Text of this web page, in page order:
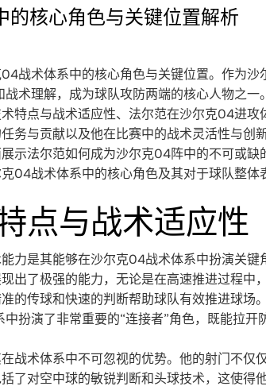
的核心角色与关键位置解析
战术体系中的核心角色与关键位置。作为沙
术理解，成为球队攻防两端的核心人物之一。
特点与战术适应性、法尔范在沙尔克04进攻
务与贡献以及他在比赛中的战术灵活性与创
示法尔范如何成为沙尔克04阵中的不可或缺
04战术体系中的核心角色及其对于球队整体
点与战术适应性
力是其能够在沙尔克04战术体系中扮演关键
出了极强的能力，无论是在高速推进过程中，
的传球和快速的判断帮助球队有效推进球场。
扮演了非常重要的“连接者”角色，既能拉开
战术体系中不可忽视的优势。他的射门不仅
了对空中球的敏锐判断和头球技术，这使得